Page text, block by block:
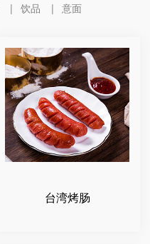
饮品 意面
台湾烤肠